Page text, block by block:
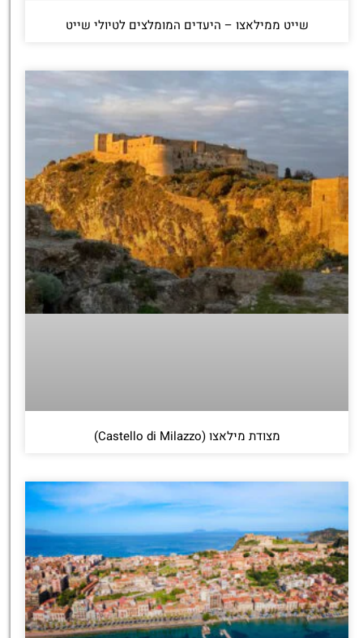
שייט ממילאצו – היעדים המומלצים לטיולי שייט
מצודת מילאצו (Castello di Milazzo)